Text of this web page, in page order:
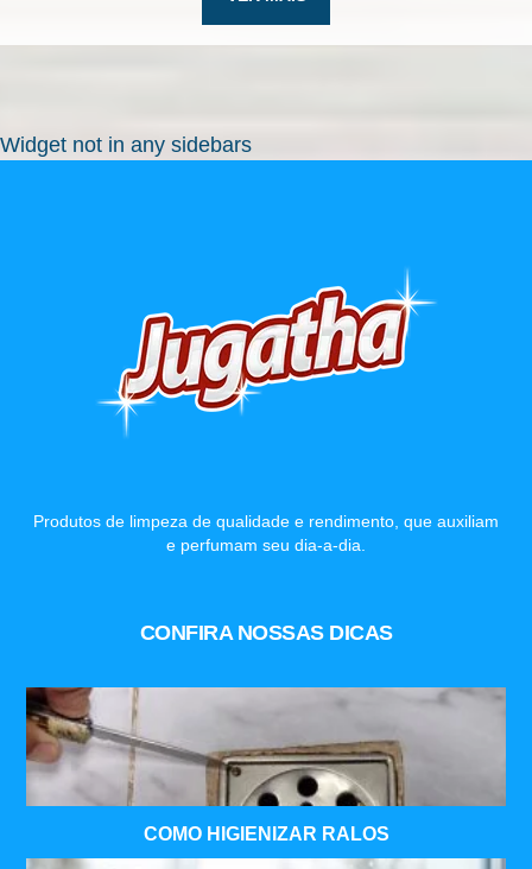
Widget not in any sidebars
Produtos de limpeza de qualidade e rendimento, que auxiliam
e perfumam seu dia-a-dia.
CONFIRA NOSSAS DICAS
COMO HIGIENIZAR RALOS